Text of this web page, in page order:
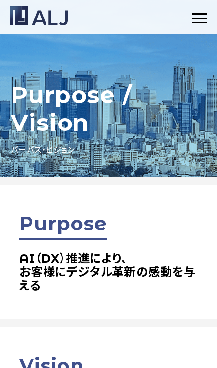
Purpose /
Vision
パーパス・ビジョン
Purpose
AI（DX）推進により、
お客様にデジタル革新の感動を与
える